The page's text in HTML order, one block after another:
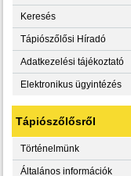
Keresés
Tápiószőlősi Híradó
Adatkezelési tájékoztató
Elektronikus ügyintézés
Tápiószőlősről
Történelmünk
Általános információk